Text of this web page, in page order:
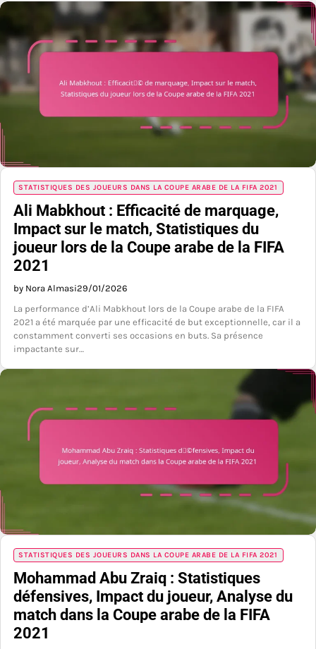
STATISTIQUES DES JOUEURS DANS LA COUPE ARABE DE LA FIFA 2021
Ali Mabkhout : Efficacité de marquage,
Impact sur le match, Statistiques du
joueur lors de la Coupe arabe de la FIFA
2021
by Nora Almasi29/01/2026
La performance d’Ali Mabkhout lors de la Coupe arabe de la FIFA
2021 a été marquée par une efficacité de but exceptionnelle, car il a
constamment converti ses occasions en buts. Sa présence
impactante sur…
STATISTIQUES DES JOUEURS DANS LA COUPE ARABE DE LA FIFA 2021
Mohammad Abu Zraiq : Statistiques
défensives, Impact du joueur, Analyse du
match dans la Coupe arabe de la FIFA
2021